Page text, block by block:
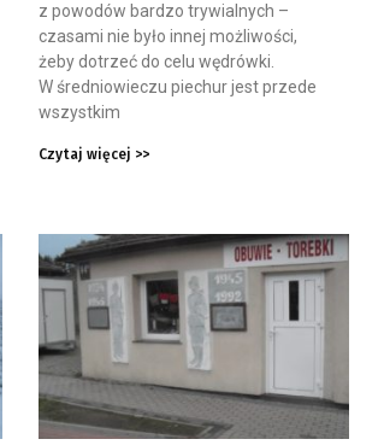
z powodów bardzo trywialnych –
czasami nie było innej możliwości,
żeby dotrzeć do celu wędrówki.
W średniowieczu piechur jest przede
wszystkim
Czytaj więcej >>